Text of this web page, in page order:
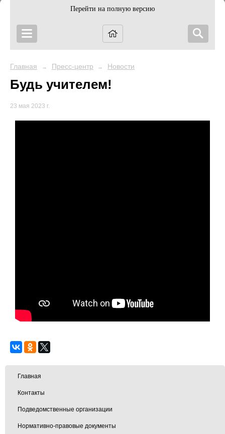
Перейти на полную версию
Главная → Пресс-центр → Новости
Будь учителем!
23 мая 2023 г.
Главная
Контакты
Подведомственные организации
Нормативно-правовые документы